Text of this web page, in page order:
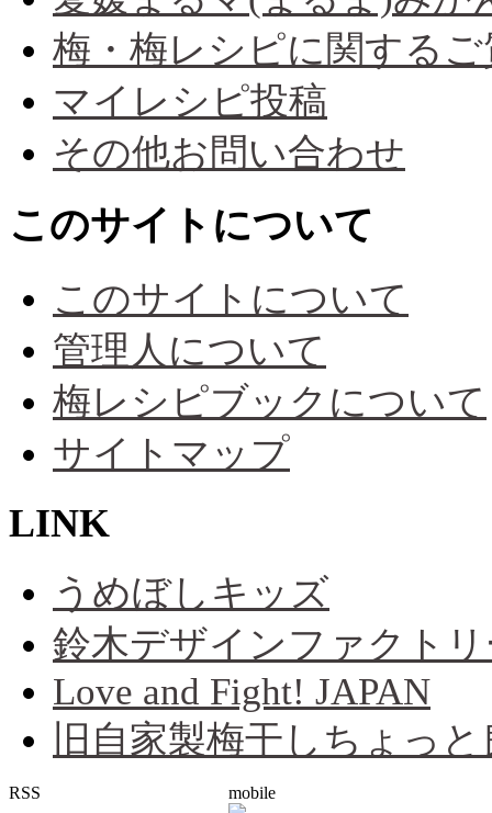
梅・梅レシピに関するご
マイレシピ投稿
その他お問い合わせ
このサイトについて
このサイトについて
管理人について
梅レシピブックについて
サイトマップ
LINK
うめぼしキッズ
鈴木デザインファクト
Love and Fight! JAPAN
旧自家製梅干しちょっ
RSS
mobile